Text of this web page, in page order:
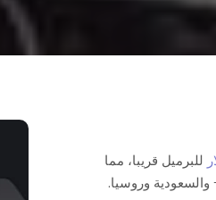
للبرميل قريبا، مما
وروسيا.